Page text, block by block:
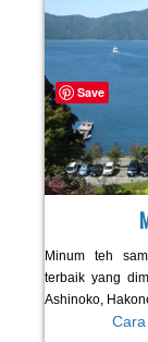
Minum teh
terbaik yang
Ashinoko,
Save